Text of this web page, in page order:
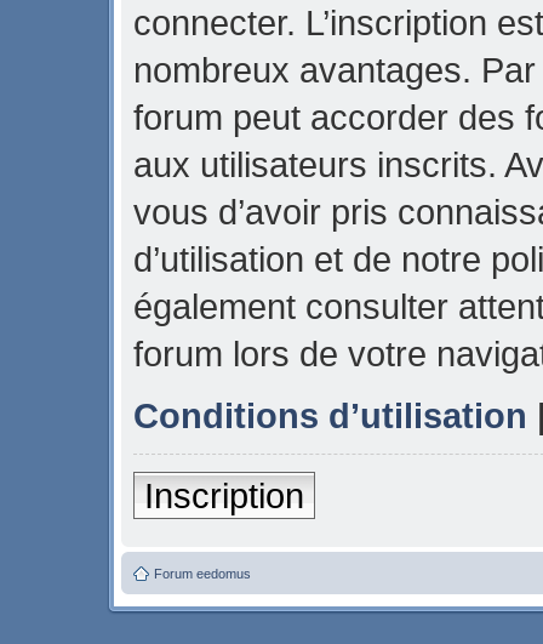
connecter. L’inscription
nombreux avantages.
forum peut accorder des
aux utilisateurs inscrits.
vous d’avoir pris
d’utilisation et de notre
également consulter
forum lors de votre
Conditions d’utilisation
Inscription
Forum eedomus